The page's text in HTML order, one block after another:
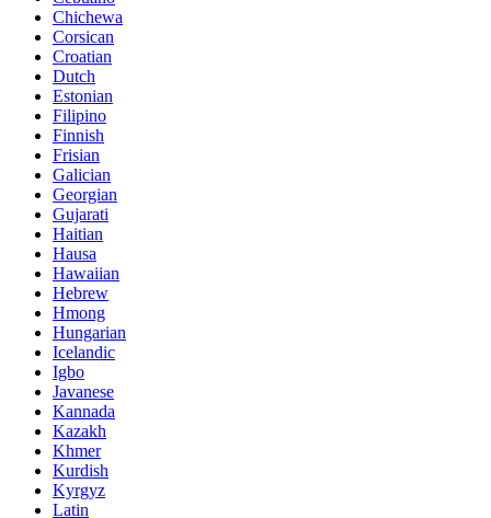
Chichewa
Corsican
Croatian
Dutch
Estonian
Filipino
Finnish
Frisian
Galician
Georgian
Gujarati
Haitian
Hausa
Hawaiian
Hebrew
Hmong
Hungarian
Icelandic
Igbo
Javanese
Kannada
Kazakh
Khmer
Kurdish
Kyrgyz
Latin